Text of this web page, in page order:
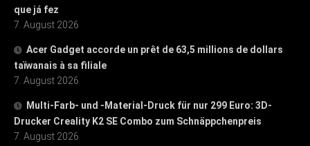
que já fez
7. August 2026
Acer Gadget accorde un prêt de 63,5 millions de dollars
taïwanais à sa filiale
7. August 2026
Multi-Farb- und -Material-Druck für nur 299 Euro: 3D-
Drucker Creality K2 SE Combo zum Schnäppchenpreis
7. August 2026